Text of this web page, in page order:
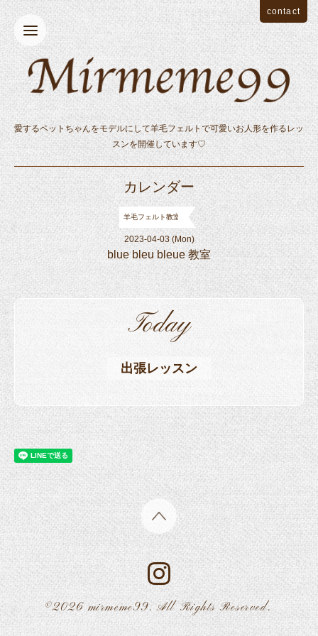
愛するペットちゃんをモデルにして羊毛フェルトで可愛いお人形を作るレッ
スンを開催しています♡
contact
カレンダー
羊毛フェルト教室
2023-04-03 (Mon)
blue bleu bleue 教室
Today
出張レッスン
©2026mirmeme99. All Rights Reserved.